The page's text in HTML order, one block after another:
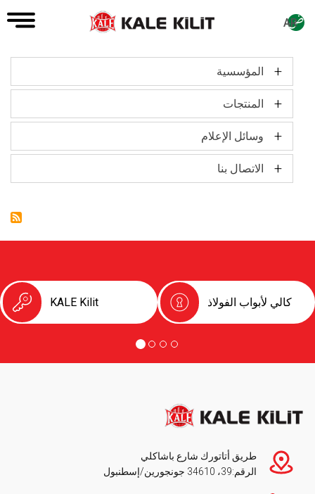
AR
Main
+ المؤسسية
مجموعة مخرجين
نبذة عن الشركة
الشهادات
+ المنتجات
كتالوج المنتجات + وسائل الإعلام
مقدمة عن شركة كالي كاسل + الاتصال بنا
KALE Kilit كالي لأبواب الفولاذ
طريق أتاتورك شارع باشاكلي
الرقم:39، 34610 جونجورين/إسطنبول